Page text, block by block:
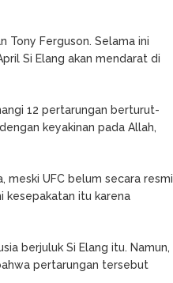
Tony Ferguson. Selama ini
Si Elang akan mendarat di
12 pertarungan berturut-
keyakinan pada Allah,
meski UFC belum secara resmi
kesepakatan itu karena
berjuluk Si Elang itu. Namun,
pertarungan tersebut